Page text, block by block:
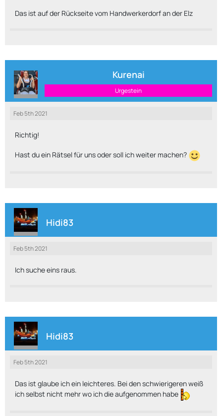
Das ist auf der Rückseite vom Handwerkerdorf an der Elz
Kurenai
Urgestein
Feb 5th 2021
Richtig!
Hast du ein Rätsel für uns oder soll ich weiter machen?
Hidi83
Feb 5th 2021
Ich suche eins raus.
Hidi83
Feb 5th 2021
Das ist glaube ich ein leichteres. Bei den schwierigeren weiß
ich selbst nicht mehr wo ich die aufgenommen habe